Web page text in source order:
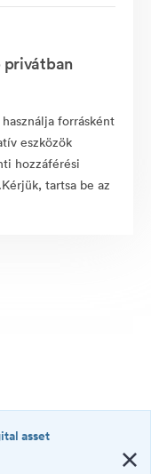
privátban
forrásként
eszközök
hozzáférési
tartsa be az
asset